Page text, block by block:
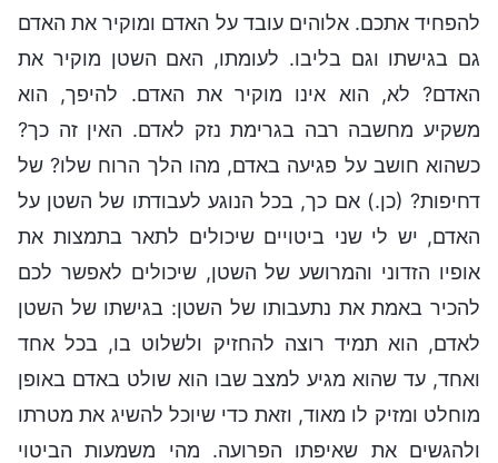
להפחיד אתכם. אלוהים עובד על האדם ומוקיר את האדם
גם בגישתו וגם בליבו. לעומתו, האם השטן מוקיר את
האדם? לא, הוא אינו מוקיר את האדם. להיפך, הוא
משקיע מחשבה רבה בגרימת נזק לאדם. האין זה כך?
כשהוא חושב על פגיעה באדם, מהו הלך הרוח שלו? של
דחיפות? (כן.) אם כך, בכל הנוגע לעבודתו של השטן על
האדם, יש לי שני ביטויים שיכולים לתאר בתמצות את
אופיו הזדוני והמרושע של השטן, שיכולים לאפשר לכם
להכיר באמת את נתעבותו של השטן: בגישתו של השטן
לאדם, הוא תמיד רוצה להחזיק ולשלוט בו, בכל אחד
ואחד, עד שהוא מגיע למצב שבו הוא שולט באדם באופן
מוחלט ומזיק לו מאוד, וזאת כדי שיוכל להשיג את מטרתו
ולהגשים את שאיפתו הפרועה. מהי משמעות הביטוי